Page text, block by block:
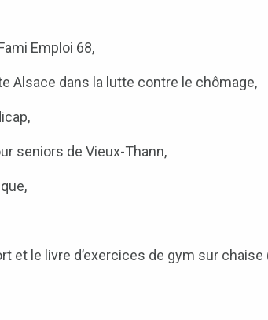
Emploi 68,
dans la lutte contre le chômage,
seniors de Vieux-Thann,
le livre d’exercices de gym sur chaise